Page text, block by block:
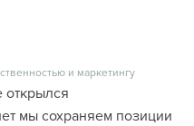
и маркетингу
открылся
мы сохраняем позиции